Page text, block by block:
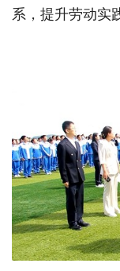
系，提升劳动实